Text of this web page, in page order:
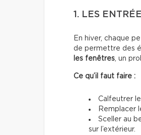
1. LES
En hiver, chaque
de permettre des
les fenêtres, un
Ce qu’il faut faire :
Calfeutrer
Remplacer
Sceller au
sur l’extérieur.